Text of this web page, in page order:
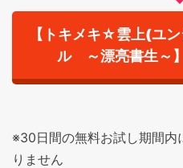
【トキメキ☆雲上(ユ
ル ～漂亮書生～
※30日間の無料お試し期間内
りません